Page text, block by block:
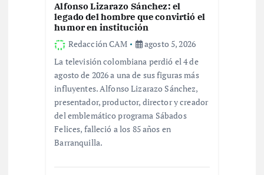
Alfonso Lizarazo Sánchez: el
legado del hombre que convirtió el
humor en institución
Redacción CAM
agosto 5, 2026
La televisión colombiana perdió el 4 de
agosto de 2026 a una de sus figuras más
influyentes. Alfonso Lizarazo Sánchez,
presentador, productor, director y creador
del emblemático programa Sábados
Felices, falleció a los 85 años en
Barranquilla.